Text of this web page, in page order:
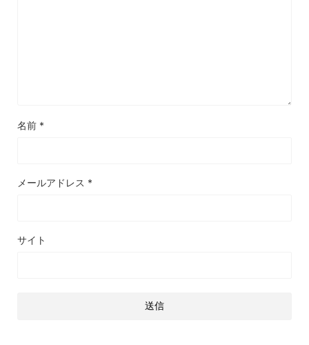
名前 *
メールアドレス *
サイト